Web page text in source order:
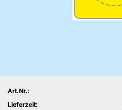
Art.Nr.:
Lieferzeit: